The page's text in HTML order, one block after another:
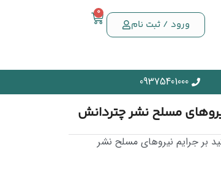
ورود / ثبت نام
0
09375401000
مسلح نشر چتردانش
بر جرایم نیروهای مسلح نشر